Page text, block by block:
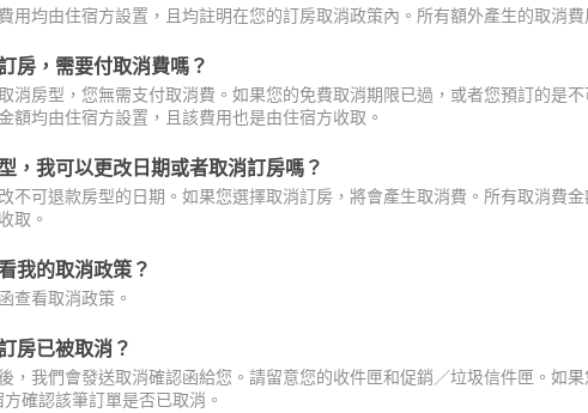
用均由住宿方設置，且均註明在您的訂房取消政策內。所有額外產生的取消費
房，需要付取消費嗎？
消房型，您無需支付取消費。如果您的免費取消期限已過，或者您預訂的是
額均由住宿方設置，且該費用也是由住宿方收取。
，我可以更改日期或者取消訂房嗎？
不可退款房型的日期。如果您選擇取消訂房，將會產生取消費。所有取消費
取。
我的取消政策？
查看取消政策。
房已被取消？
，我們會發送取消確認函給您。請留意您的收件匣和促銷／垃圾信件匣。如
確認該筆訂單是否已取消。